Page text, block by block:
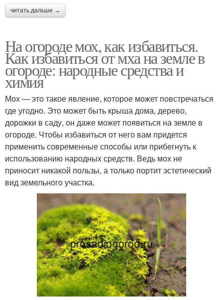
читать дальше →
На огороде мох, как избавиться.
Как избавиться от мха на земле в
огороде: народные средства и
химия
Мох — это такое явление, которое может повстречаться
где угодно. Это может быть крыша дома, дерево,
дорожки в саду, он даже может появиться на земле в
огороде. Чтобы избавиться от него вам придется
применить современные способы или прибегнуть к
использованию народных средств. Ведь мох не
приносит никакой пользы, а только портит эстетический
вид земельного участка.